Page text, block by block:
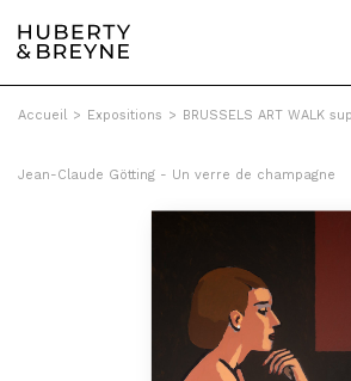
Accueil > Expositions > BRUSSELS ART WALK
Jean-Claude Götting - Un verre de champagne